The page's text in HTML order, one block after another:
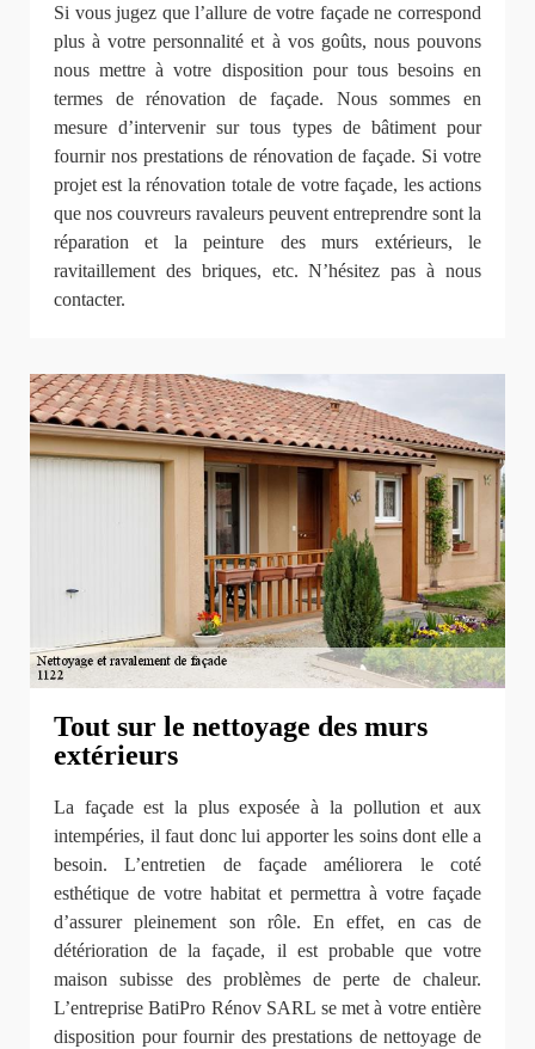
Si vous jugez que l’allure de votre façade ne correspond
plus à votre personnalité et à vos goûts, nous pouvons
nous mettre à votre disposition pour tous besoins en
termes de rénovation de façade. Nous sommes en
mesure d’intervenir sur tous types de bâtiment pour
fournir nos prestations de rénovation de façade. Si votre
projet est la rénovation totale de votre façade, les actions
que nos couvreurs ravaleurs peuvent entreprendre sont la
réparation et la peinture des murs extérieurs, le
ravitaillement des briques, etc. N’hésitez pas à nous
contacter.
Tout sur le nettoyage des murs
extérieurs
La façade est la plus exposée à la pollution et aux
intempéries, il faut donc lui apporter les soins dont elle a
besoin. L’entretien de façade améliorera le coté
esthétique de votre habitat et permettra à votre façade
d’assurer pleinement son rôle. En effet, en cas de
détérioration de la façade, il est probable que votre
maison subisse des problèmes de perte de chaleur.
L’entreprise BatiPro Rénov SARL se met à votre entière
disposition pour fournir des prestations de nettoyage de